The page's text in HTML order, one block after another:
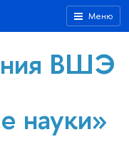
Меню
ВШЭ
науки»